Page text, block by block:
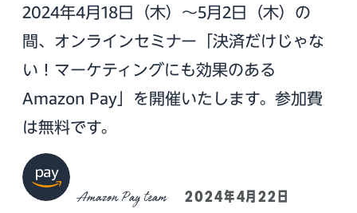
2024年4月18日（木）～5月2日（木）の
間、オンラインセミナー「決済だけじゃな
い！マーケティングにも効果のある
Amazon Pay」を開催いたします。参加費
は無料です。
Amazon Pay team 2024年4月22日